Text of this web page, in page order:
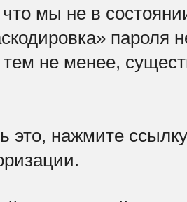
что мы не в
пароля
не менее,
это, нажмите